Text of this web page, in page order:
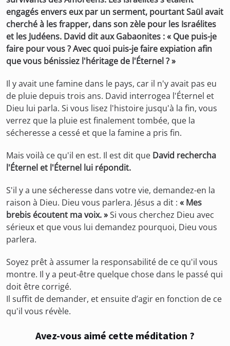
engagés envers eux par un serment, pourtant Saül avait
cherché à les frapper, dans son zèle pour les Israélites
et les Judéens. David dit aux Gabaonites : « Que puis-je
faire pour vous ? Avec quoi puis-je faire expiation afin
que vous bénissiez l'héritage de l'Éternel ? »
Il y avait une famine dans le pays, car il n'y avait pas eu
de pluie depuis trois ans. David interrogea l'Éternel et
Dieu lui parla. Si vous lisez l'histoire jusqu'à la fin, vous
verrez que la pluie est finalement tombée, que la
sécheresse a cessé et que la famine a pris fin.
Mais voilà ce qu'il en est. Il est dit que David rechercha
l'Éternel et l'Éternel lui répondit.
S'il y a une sécheresse dans votre vie, demandez-en la
raison à Dieu. Dieu vous parlera. Jésus a dit : « Mes
brebis écoutent ma voix. »Si vous cherchez Dieu avec
sérieux et que vous lui demandez pourquoi, Dieu vous
parlera.
Soyez prêt à assumer la responsabilité de ce qu'il vous
montre. Il y a peut-être quelque chose dans le passé qui
doit être corrigé.
Il suffit de demander, et ensuite d’agir en fonction de ce
qu'il vous révèle.
Avez-vous aimé cette méditation ?